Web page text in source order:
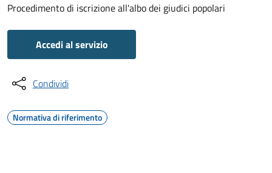
Procedimento di iscrizione all'albo dei giudici popolari
Accedi al servizio
Condividi
Normativa di riferimento